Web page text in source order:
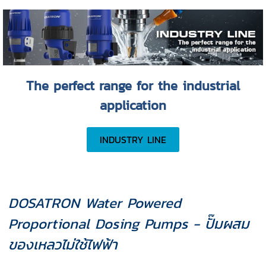
The perfect range for the industrial
application
INDUSTRY LINE
DOSATRON Water Powered
Proportional Dosing Pumps - ปั๊มผสม
ของเหลวไม่ใช้ไฟฟ้า